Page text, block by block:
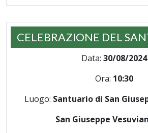
CELEBRAZIONE DEL
Data: 30/08/2024
Ora: 10:30
Luogo: Santuario di San
San Giuseppe